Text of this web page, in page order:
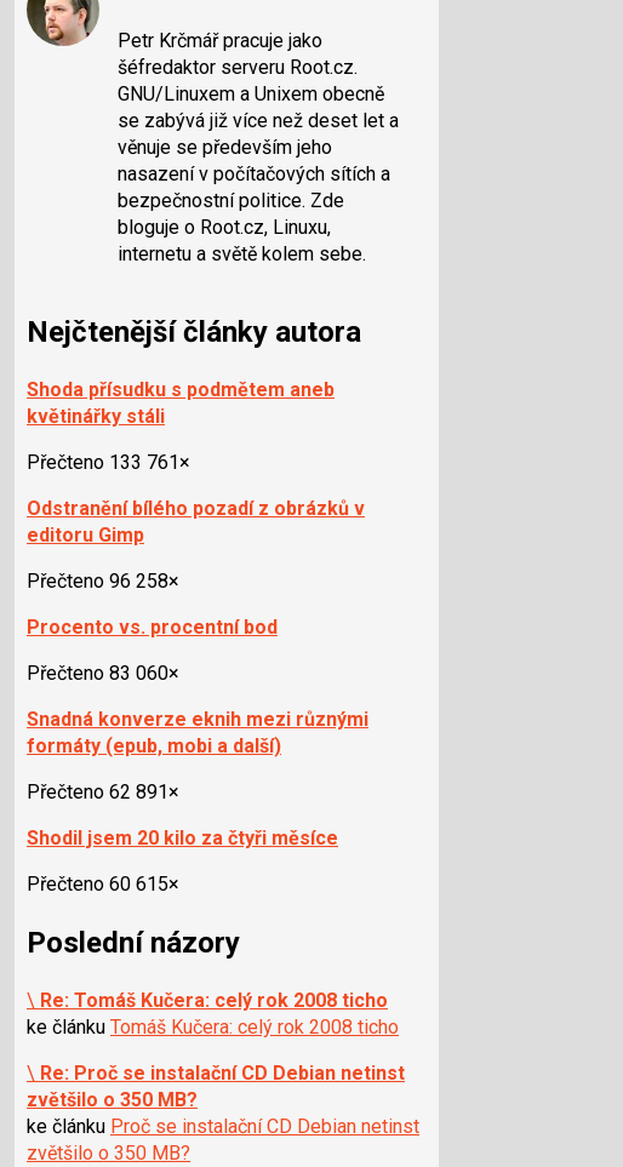
Petr Krčmář pracuje jako
šéfredaktor serveru Root.cz.
GNU/Linuxem a Unixem obecně
se zabývá již více než deset let a
věnuje se především jeho
nasazení v počítačových sítích a
bezpečnostní politice. Zde
bloguje o Root.cz, Linuxu,
internetu a světě kolem sebe.
Nejčtenější články autora
Shoda přísudku s podmětem aneb
květinářky stáli
Přečteno 133 761×
Odstranění bílého pozadí z obrázků v
editoru Gimp
Přečteno 96 258×
Procento vs. procentní bod
Přečteno 83 060×
Snadná konverze eknih mezi různými
formáty (epub, mobi a další)
Přečteno 62 891×
Shodil jsem 20 kilo za čtyři měsíce
Přečteno 60 615×
Poslední názory
\ Re: Tomáš Kučera: celý rok 2008 ticho
ke článku Tomáš Kučera: celý rok 2008 ticho
\ Re: Proč se instalační CD Debian netinst
zvětšilo o 350 MB?
ke článku Proč se instalační CD Debian netinst
zvětšilo o 350 MB?